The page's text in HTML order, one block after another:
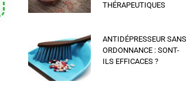
THÉRAPEUTIQUES
ANTIDÉPRESSEUR SANS
ORDONNANCE : SONT-
ILS EFFICACES ?